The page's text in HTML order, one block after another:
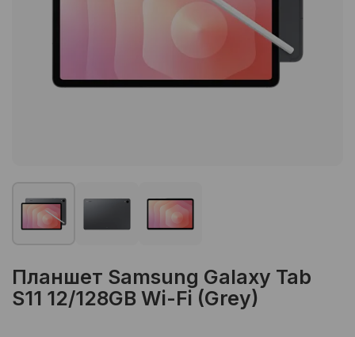
Планшет Samsung Galaxy Tab
S11 12/128GB Wi-Fi (Grey)